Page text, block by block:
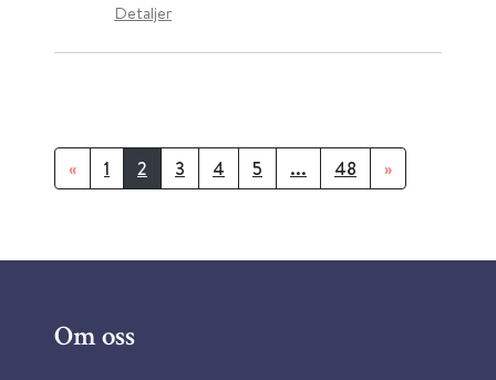
Detaljer
« 1 2 3 4 5 ... 48 »
Om oss